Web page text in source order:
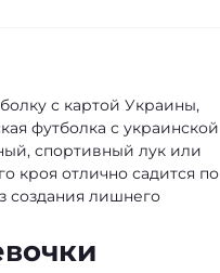
с картой Украины,
футболка с украинской
спортивный лук или
кроя отлично садится по
создания лишнего